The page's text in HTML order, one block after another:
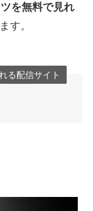
を無料で見れ
す。
る配信サイト